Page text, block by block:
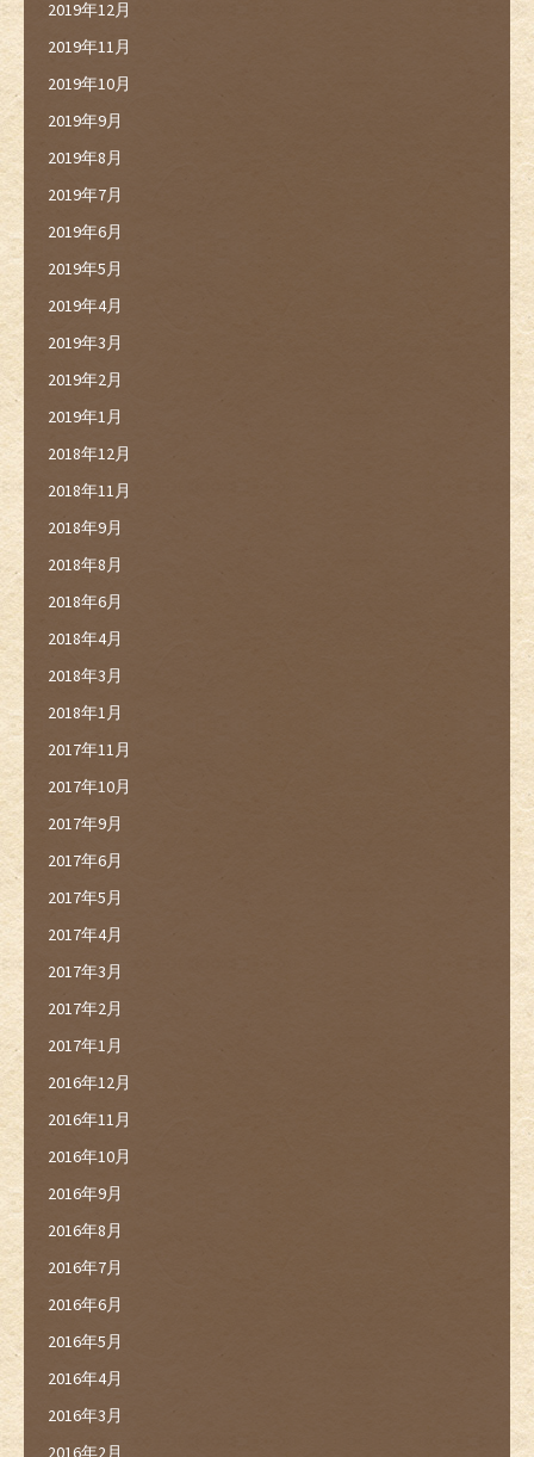
2019年12月
2019年11月
2019年10月
2019年9月
2019年8月
2019年7月
2019年6月
2019年5月
2019年4月
2019年3月
2019年2月
2019年1月
2018年12月
2018年11月
2018年9月
2018年8月
2018年6月
2018年4月
2018年3月
2018年1月
2017年11月
2017年10月
2017年9月
2017年6月
2017年5月
2017年4月
2017年3月
2017年2月
2017年1月
2016年12月
2016年11月
2016年10月
2016年9月
2016年8月
2016年7月
2016年6月
2016年5月
2016年4月
2016年3月
2016年2月